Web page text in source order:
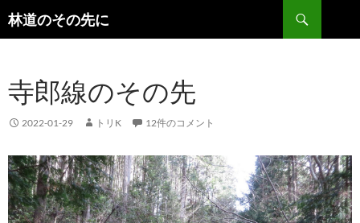
林道のその先に
検
索
ン
ツ
へ
ッ
プ
寺郎線のその先
2022-01-29 トリK 12件のコメント